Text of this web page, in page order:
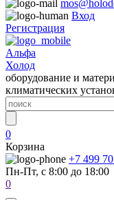
Вход
Регистрация
Альфа
Холод
оборудование и
климатических
0
Корзина
+7 499
Пн-Пт, с 8:00 до 18:00
0